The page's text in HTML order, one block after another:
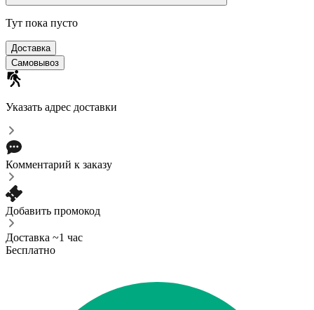
Тут пока пусто
Доставка
Самовывоз
Указать адрес доставки
Комментарий к заказу
Добавить промокод
Доставка ~1 час
Бесплатно